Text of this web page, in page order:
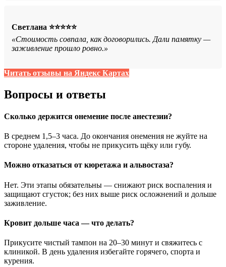
Светлана ⭐⭐⭐⭐⭐
«Стоимость совпала, как договорились. Дали памятку —
заживление прошло ровно.»
Читать отзывы на Яндекс Картах
Вопросы и ответы
Сколько держится онемение после анестезии?
В среднем 1,5–3 часа. До окончания онемения не жуйте на
стороне удаления, чтобы не прикусить щёку или губу.
Можно отказаться от кюретажа и альвостаза?
Нет. Эти этапы обязательны — снижают риск воспаления и
защищают сгусток; без них выше риск осложнений и дольше
заживление.
Кровит дольше часа — что делать?
Прикусите чистый тампон на 20–30 минут и свяжитесь с
клиникой. В день удаления избегайте горячего, спорта и
курения.